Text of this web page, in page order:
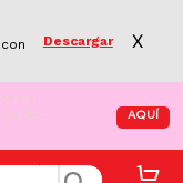
Descargar X
el
de
AQUÍ